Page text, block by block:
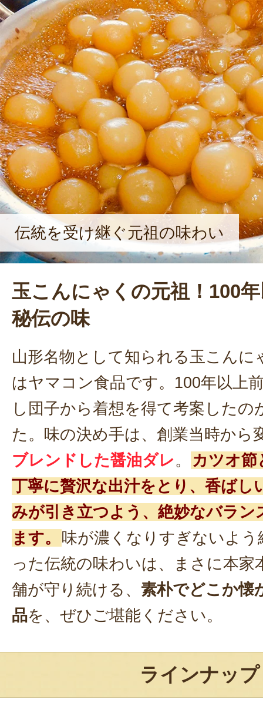
伝統を受け継ぐ元祖の味わい
玉こんにゃくの元祖！100
秘伝の味
山形名物として知られる玉こんに
はヤマコン食品です。100年以上
し団子から着想を得て考案したの
た。味の決め手は、創業当時から
ブレンドした醤油ダレ。
カツオ節
丁寧に贅沢な出汁をとり、香ばし
みが引き立つよう、絶妙なバラン
ます。 味が濃くなりすぎないよ
った伝統の味わいは、まさに本家
舗が守り続ける、 素朴でどこか懐
品を、ぜひご堪能ください。
ラインナップ